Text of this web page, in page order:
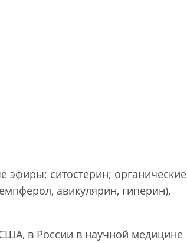
эфиры; ситостерин; органические
авикулярин, гиперин),
в России в научной медицине